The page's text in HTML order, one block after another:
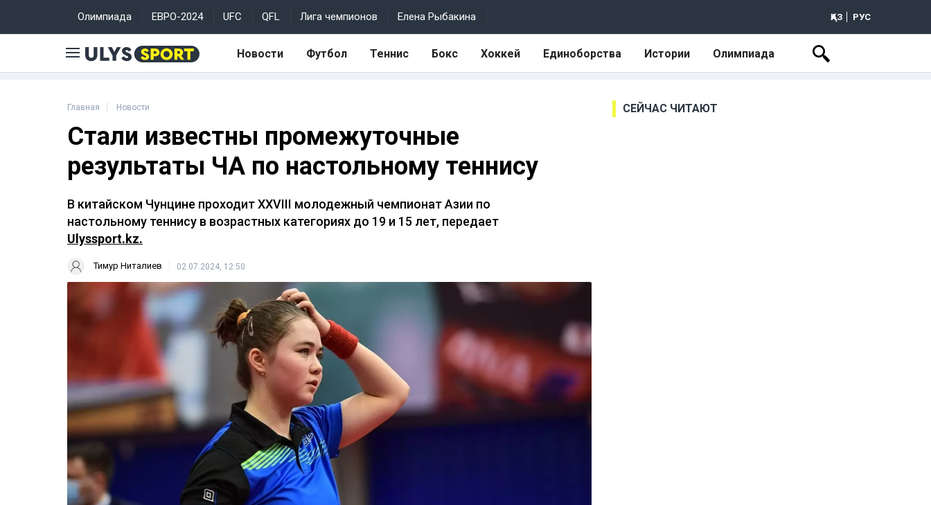
Олимпиада ЕВРО-2024 UFC QFL Лига чемпионов Елена Рыбакина ҚАЗ РУС
Новости Футбол Теннис Бокс Хоккей Единоборства Истории Олимпиада
Главная Новости
Стали известны промежуточные
результаты ЧА по настольному теннису
В китайском Чунцине проходит XXVIII молодежный чемпионат Азии по
настольному теннису в возрастных категориях до 19 и 15 лет, передает
Ulyssport.kz.
Тимур Ниталиев 02.07.2024, 12:50
СЕЙЧАС ЧИТАЮТ